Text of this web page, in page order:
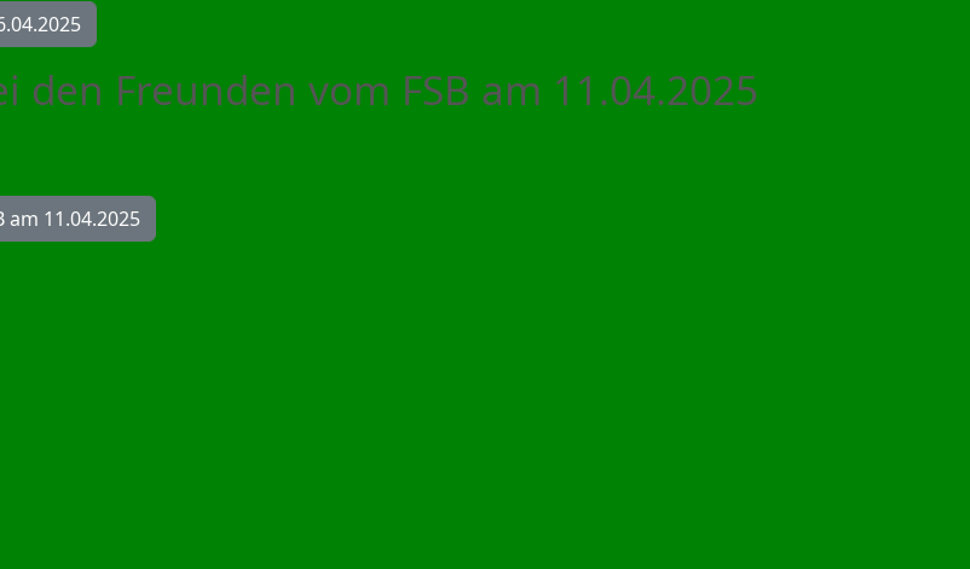
den Freunden vom FSB am 11.04.2025
am 11.04.2025